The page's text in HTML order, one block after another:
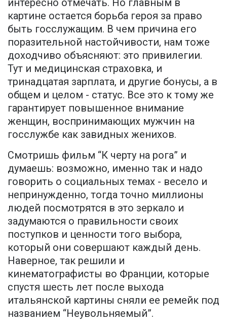
картине остается борьба героя за право
быть госслужащим. В чем причина его
поразительной настойчивости, нам тоже
доходчиво объясняют: это привилегии.
Тут и медицинская страховка, и
тринадцатая зарплата, и другие бонусы, а в
общем и целом - статус. Все это к тому же
гарантирует повышенное внимание
женщин, воспринимающих мужчин на
госслужбе как завидных женихов.
Смотришь фильм “К черту на рога” и
думаешь: возможно, именно так и надо
говорить о социальных темах - весело и
непринужденно, тогда точно миллионы
людей посмотрятся в это зеркало и
задумаются о правильности своих
поступков и ценности того выбора,
который они совершают каждый день.
Наверное, так решили и
кинематографисты во Франции, которые
спустя шесть лет после выхода
итальянской картины сняли ее ремейк под
названием “Неувольняемый”.